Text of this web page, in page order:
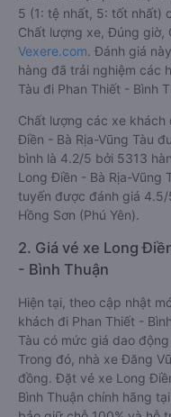
5 (1: tệ nhất, 5: tốt nhất)
Chất lượng xe, Đúng giờ,
Vexere.com. Đánh giá
hàng đã trải nghiệm các
Tàu đi Phan Thiết - Bình
Chất lượng các xe khách
Điền - Bà Rịa-Vũng Tàu
bình là 4.2/5 bởi 5313
Long Điền - Bà Rịa-Vũng
tuyến được đánh giá 4.5/
Hồng Sơn (Phú Yên).
2. Giá vé xe Long
- Bình Thuận
Hiện tại, theo cập nhật
khách đi Phan Thiết -
Tàu có mức giá dao
Trong đó, nhà xe Đăng
đồng. Đặt vé xe Long
Bình Thuận chính hãng tại